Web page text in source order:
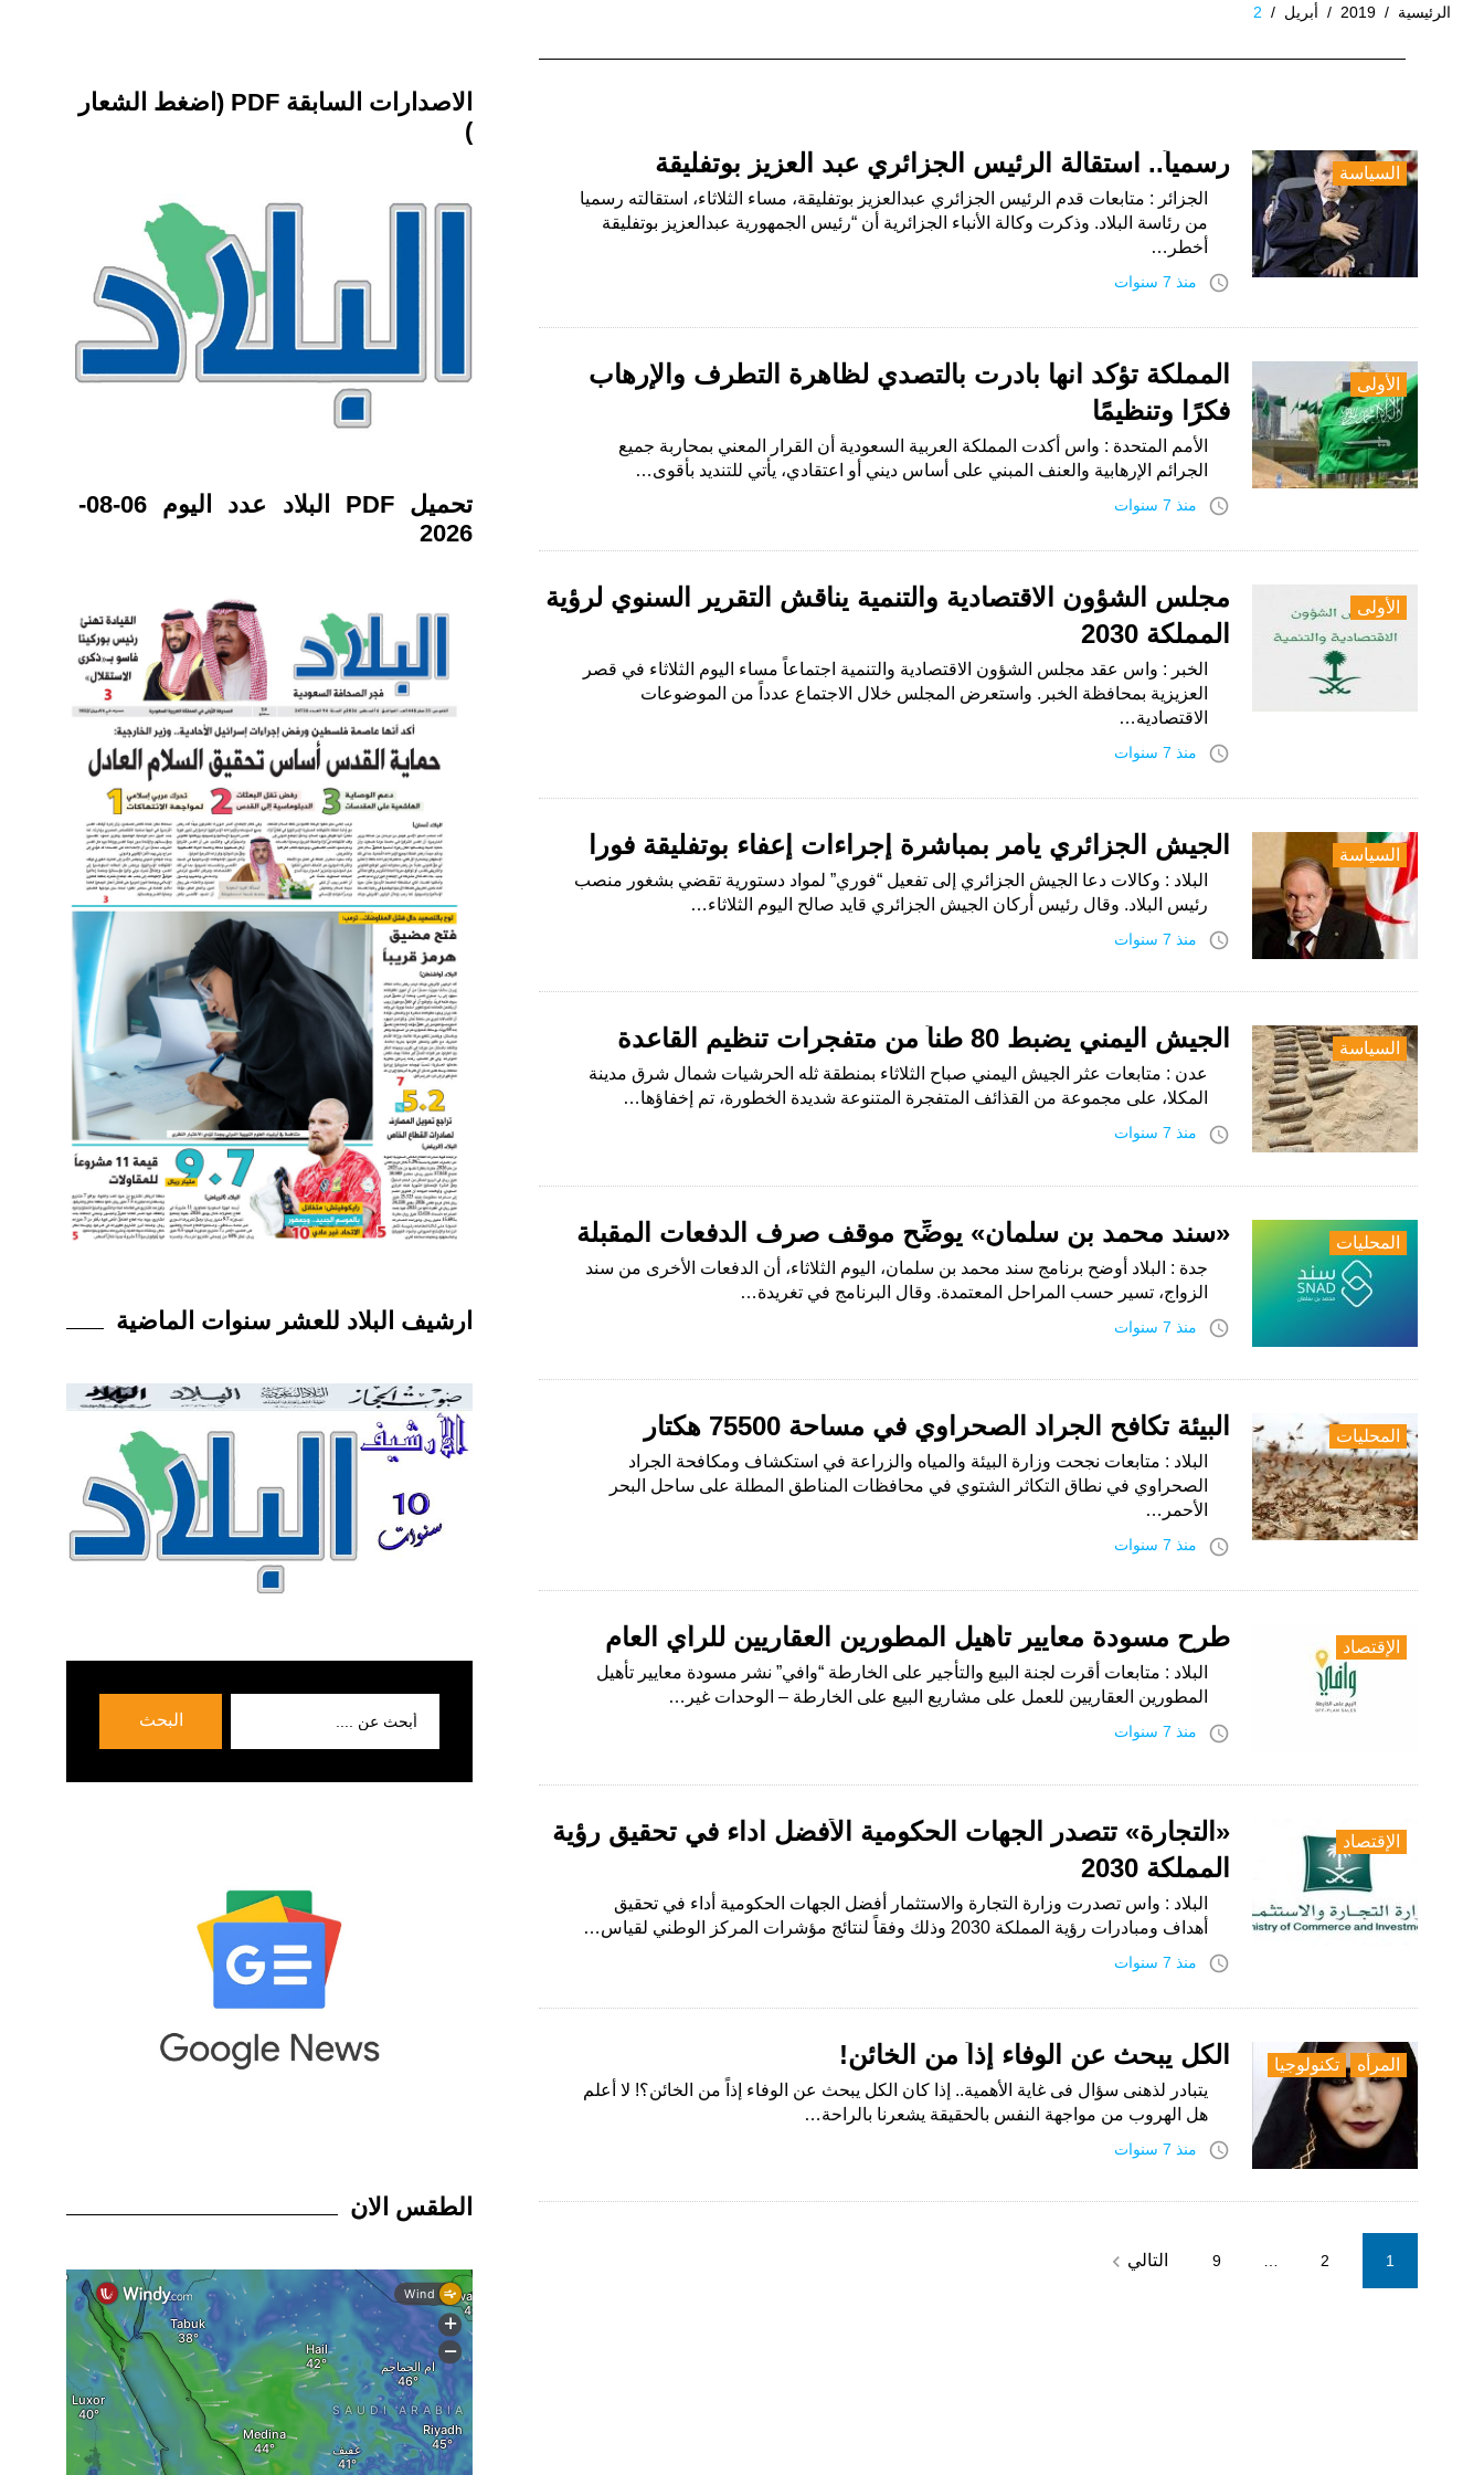
الرئيسية /
2019
/ أبريل /
2
أبريل،
2019
السياسة رسمياً.. استقالة الرئيس الجزائري عبد العزيز بوتفليقة
الجزائر : متابعات قدم الرئيس الجزائري عبدالعزيز بوتفليقة، مساء الثلاثاء، استقالته رسميا
من رئاسة البلاد. وذكرت وكالة الأنباء الجزائرية أن “رئيس الجمهورية عبدالعزيز بوتفليقة
أخطر…
access_time منذ 7 سنوات
الأولى
المملكة تؤكد أنها بادرت بالتصدي لظاهرة التطرف والإرهاب
فكرًا وتنظيمًا
الأمم المتحدة : واس أكدت المملكة العربية السعودية أن القرار المعني بمحاربة جميع
الجرائم الإرهابية والعنف المبني على أساس ديني أو اعتقادي، يأتي للتنديد بأقوى…
access_time منذ 7 سنوات
الأولى
مجلس الشؤون الاقتصادية والتنمية يناقش التقرير السنوي لرؤية
المملكة 2030
الخبر : واس عقد مجلس الشؤون الاقتصادية والتنمية اجتماعاً مساء اليوم الثلاثاء في قصر
العزيزية بمحافظة الخبر. واستعرض المجلس خلال الاجتماع عدداً من الموضوعات
الاقتصادية…
access_time منذ 7 سنوات
السياسة الجيش الجزائري يأمر بمباشرة إجراءات إعفاء بوتفليقة فورا
البلاد : وكالات دعا الجيش الجزائري إلى تفعيل “فوري” لمواد دستورية تقضي بشغور منصب
رئيس البلاد. وقال رئيس أركان الجيش الجزائري قايد صالح اليوم الثلاثاء…
access_time منذ 7 سنوات
السياسة الجيش اليمني يضبط 80 طناً من متفجرات تنظيم القاعدة
عدن : متابعات عثر الجيش اليمني صباح الثلاثاء بمنطقة ثله الحرشيات شمال شرق مدينة
المكلا، على مجموعة من القذائف المتفجرة المتنوعة شديدة الخطورة، تم إخفاؤها…
access_time منذ 7 سنوات
المحليات «سند محمد بن سلمان» يوضِّح موقف صرف الدفعات المقبلة
جدة : البلاد أوضح برنامج سند محمد بن سلمان، اليوم الثلاثاء، أن الدفعات الأخرى من سند
الزواج، تسير حسب المراحل المعتمدة. وقال البرنامج في تغريدة…
access_time منذ 7 سنوات
المحليات البيئة تكافح الجراد الصحراوي في مساحة 75500 هكتار
البلاد : متابعات نجحت وزارة البيئة والمياه والزراعة في استكشاف ومكافحة الجراد
الصحراوي في نطاق التكاثر الشتوي في محافظات المناطق المطلة على ساحل البحر
الأحمر…
access_time منذ 7 سنوات
الإقتصاد طرح مسودة معايير تأهيل المطورين العقاريين للرأي العام
البلاد : متابعات أقرت لجنة البيع والتأجير على الخارطة “وافي” نشر مسودة معايير تأهيل
المطورين العقاريين للعمل على مشاريع البيع على الخارطة – الوحدات غير…
access_time منذ 7 سنوات
الإقتصاد
«التجارة» تتصدر الجهات الحكومية الأفضل أداء في تحقيق رؤية
المملكة 2030
البلاد : واس تصدرت وزارة التجارة والاستثمار أفضل الجهات الحكومية أداء في تحقيق
أهداف ومبادرات رؤية المملكة 2030 وذلك وفقاً لنتائج مؤشرات المركز الوطني لقياس…
access_time منذ 7 سنوات
المرأه تكنولوجيا الكل يبحث عن الوفاء إذاً من الخائن!
يتبادر لذهنى سؤال فى غاية الأهمية.. إذا كان الكل يبحث عن الوفاء إذاً من الخائن؟! لا أعلم
هل الهروب من مواجهة النفس بالحقيقة يشعرنا بالراحة…
access_time منذ 7 سنوات
Posts
pagination
1
2
…
9 التالي navigate_next
الاصدارات السابقة PDF (اضغط الشعار
)
تحميل PDF البلاد عدد اليوم 06-08-
2026
ارشيف البلاد للعشر سنوات الماضية
البحث
الطقس الان